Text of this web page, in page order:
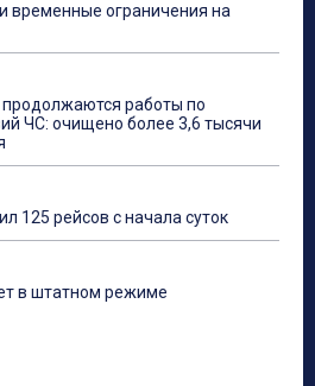
временные ограничения на
работы по
ЧС: очищено более 3,6 тысячи
125 рейсов с начала суток
в штатном режиме